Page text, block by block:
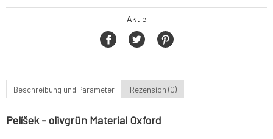
Aktie
Beschreibung und Parameter Rezension (0)
Pelíšek - olivgrün Material Oxford